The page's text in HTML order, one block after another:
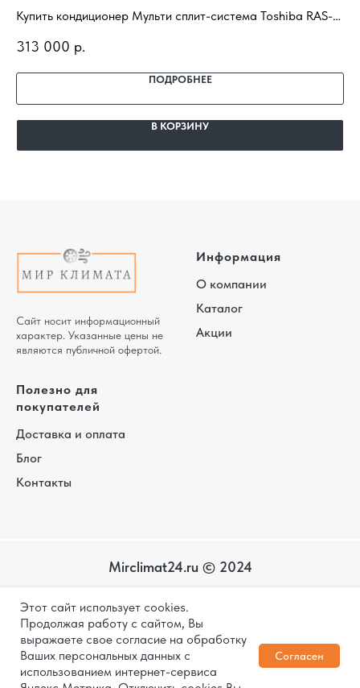
Этот сайт использует cookies.
Продолжая работу с сайтом, Вы
выражаете свое согласие на обработку
Ваших персональных данных с
использованием интернет-сервиса
Согласен
Купить кондиционер Мульти сплит-система Toshiba RAS-
ключ. Подбор под помещение, доставка,
профессиональный монтаж и гарантия.
313 000 р.
ПОДРОБНЕЕ
В КОРЗИНУ
Сайт носит информационный
характер. Указанные цены не
являются публичной офертой.
Информация
О компании
Каталог
Акции
Полезно для
покупателей
Доставка и оплата
Блог
Контакты
Mirclimat24.ru © 2024
сайта
Политика конфиденциальности
Дизайн и разработка